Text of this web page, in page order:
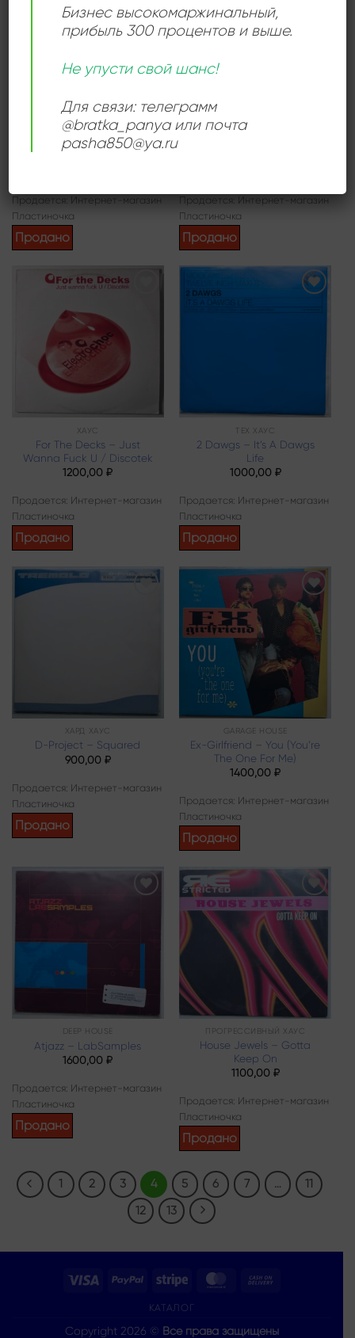
Add to
wishlist
ДИСКО
Продается: Интернет-магазин
Пластиночка
Продано
Продается: Интернет-магазин
Пластиночка
Продано
ХАУС
For The Decks – Just
Wanna Fuck U / Discotek
1200,00₽
Продается: Интернет-магазин
Пластиночка
Продано
ТЕХ ХАУС
2 Dawgs – It’s A Dawgs
Life
1000,00 ₽
Продается: Интернет-магазин
Пластиночка
Продано
ХАРД ХАУС
D-Project – Squared
900,00 ₽
Продается: Интернет-магазин
Пластиночка
Продано
Add to
wishlist
GARAGE HOUSE
Ex-Girlfriend – You (You’re
The One For Me)
1400,00₽
Продается: Интернет-магазин
Пластиночка
Продано
DEEP HOUSE
Atjazz – LabSamples
1600,00₽
Продается: Интернет-магазин
Пластиночка
Продано
Add to
wishlist
ПРОГРЕССИВНЫЙ ХАУС
House Jewels – Gotta
Keep On
1100,00 ₽
Продается: Интернет-магазин
Пластиночка
Продано
1 2 3 4 5 6 7 …
11
12
13
Visa PayPal Stripe MasterCard
КАТАЛОГ
Copyright 2026 © Все права защищены
Бизнес высокомаржинальный,
прибыль 300 процентов и выше.
Не упусти свой шанс!
Для связи: телеграмм
@bratka_panya или почта
pasha850@ya.ru